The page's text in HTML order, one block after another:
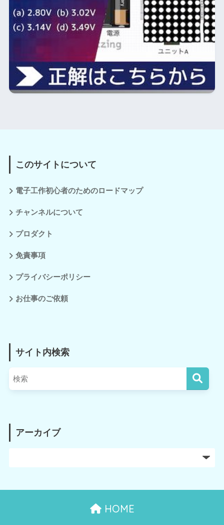
このサイトについて
電子工作初心者のためのロードマップ
チャンネルについて
プロダクト
免責事項
プライバシーポリシー
お仕事のご依頼
サイト内検索
アーカイブ
HOME